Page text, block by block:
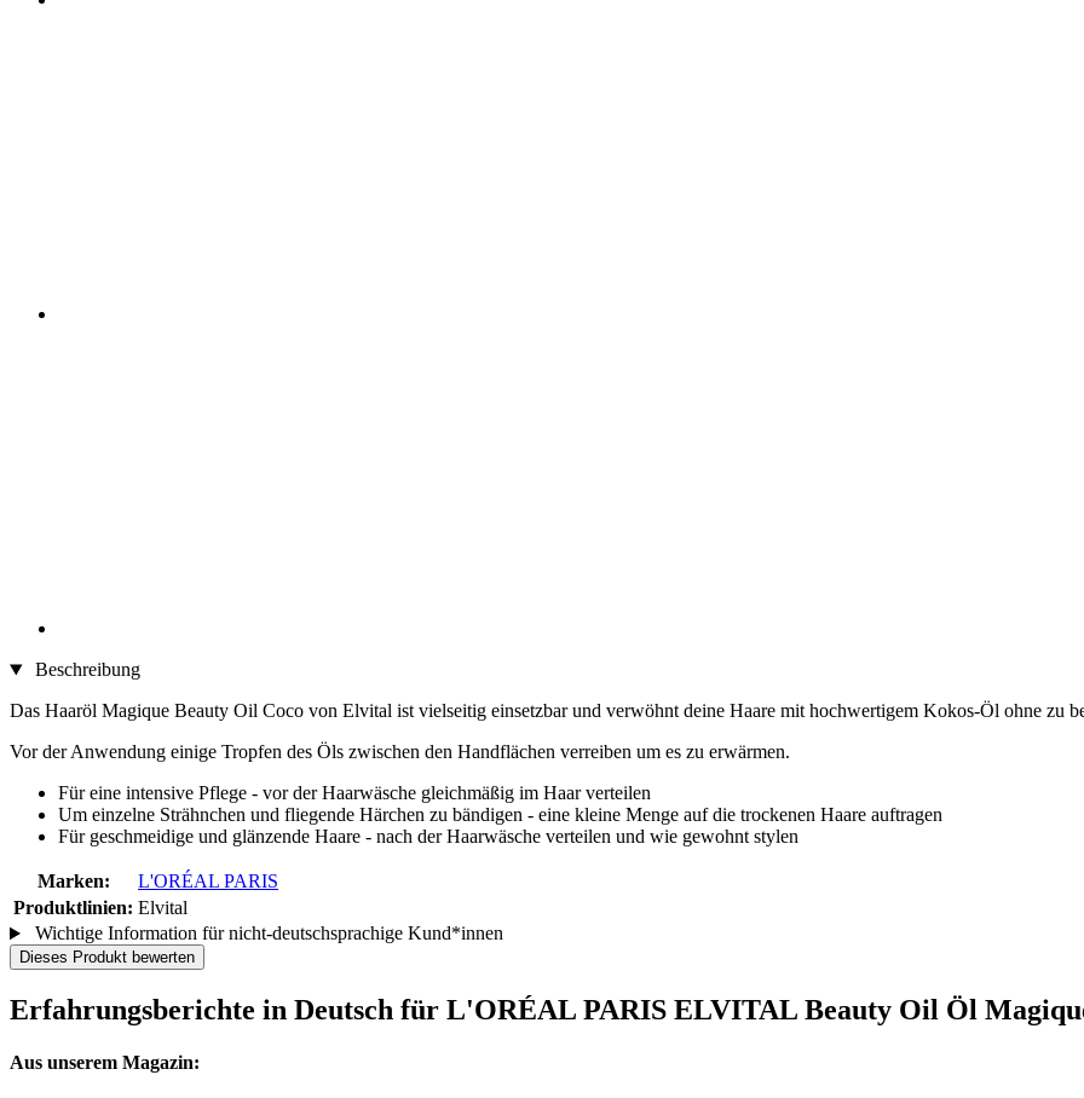
Beschreibung
Das Haaröl Magique Beauty Oil Coco von Elvital ist vielseitig einsetzbar und verwöhnt deine Haare mit hochwertigem Kokos-Öl ohne zu
Vor der Anwendung einige Tropfen des Öls zwischen den Handflächen verreiben um es zu erwärmen.
Für eine intensive Pflege - vor der Haarwäsche gleichmäßig im Haar verteilen
Um einzelne Strähnchen und fliegende Härchen zu bändigen - eine kleine Menge auf die trockenen Haare auftragen
Für geschmeidige und glänzende Haare - nach der Haarwäsche verteilen und wie gewohnt stylen
Marken:
L'ORÉAL PARIS
Produktlinien: Elvital
Wichtige Information für nicht-deutschsprachige Kund*innen
Dieses Produkt bewerten
Erfahrungsberichte in Deutsch für L'ORÉAL PARIS ELVITAL Beauty Oil Öl
Aus unserem Magazin: